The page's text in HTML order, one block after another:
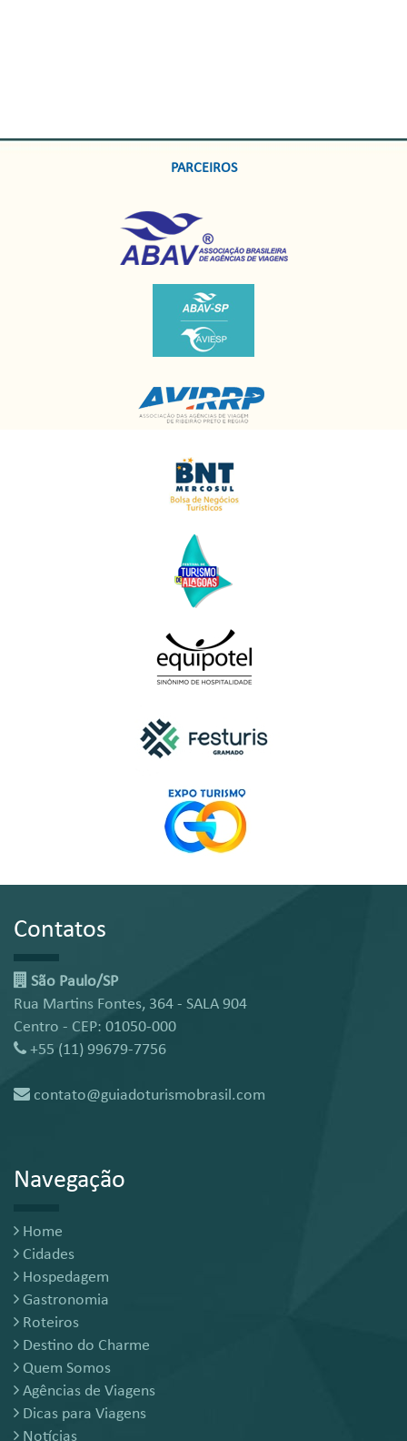
PARCEIROS
Contatos
São Paulo/SP
Rua Martins Fontes, 364 - SALA 904
Centro - CEP: 01050-000
+55 (11) 99679-7756
contato@guiadoturismobrasil.com
Navegação
Home
Cidades
Hospedagem
Gastronomia
Roteiros
Destino do Charme
Quem Somos
Agências de Viagens
Dicas para Viagens
Notícias